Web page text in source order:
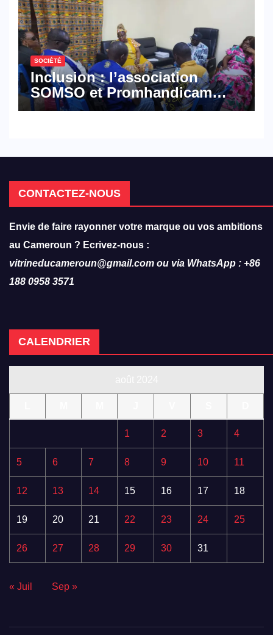
SOCIÉTÉ
Inclusion : l’association
SOMSO et Promhandicam
militent en faveur d’une
CONTACTEZ-NOUS
Envie de faire rayonner votre marque ou vos ambitions
au Cameroun ? Ecrivez-nous :
vitrineducameroun@gmail.com ou via WhatsApp : +86
188 0958 3571
CALENDRIER
1 2 3 4
5 6 7 8 9 10 11
12 13 14 15 16 17 18
19 20 21 22 23 24 25
26 27 28 29 30 31
« Juil Sep »